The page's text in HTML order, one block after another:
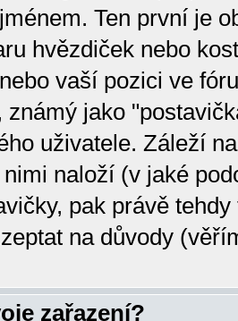
Ten první je
hvězdiček nebo
vaší pozici ve
známý jako
uživatele. Záleží
naloží (v jaké
pak právě
na důvody
zařazení?